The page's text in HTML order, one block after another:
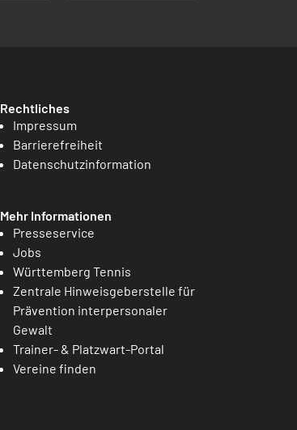
Rechtliches
Impressum
Barrierefreiheit
Datenschutzinformation
Mehr Informationen
Presseservice
Jobs
Württemberg Tennis
Zentrale Hinweisgeberstelle für
Prävention interpersonaler
Gewalt
Trainer- & Platzwart-Portal
Vereine finden